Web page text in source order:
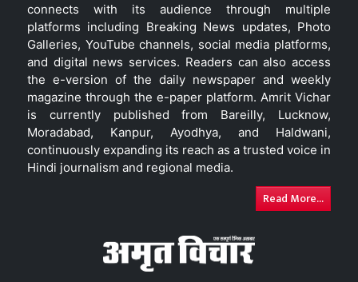
connects with its audience through multiple
platforms including Breaking News updates, Photo
Galleries, YouTube channels, social media platforms,
and digital news services. Readers can also access
the e-version of the daily newspaper and weekly
magazine through the e-paper platform. Amrit Vichar
is currently published from Bareilly, Lucknow,
Moradabad, Kanpur, Ayodhya, and Haldwani,
continuously expanding its reach as a trusted voice in
Hindi journalism and regional media.
Read More...